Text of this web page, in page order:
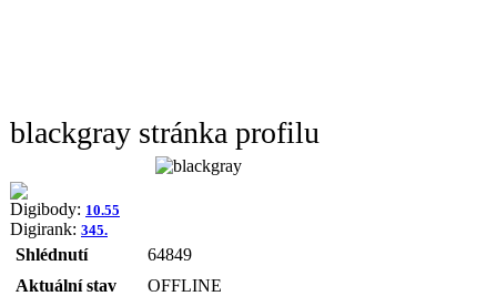
blackgray stránka profilu
Digibody: 10.55
Digirank: 345.
Shlédnutí
64849
Aktuální stav
OFFLINE